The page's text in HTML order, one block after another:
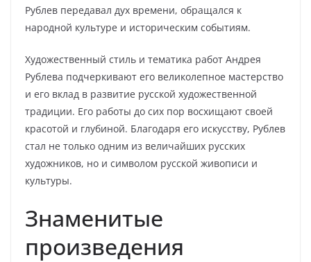
Рублев передавал дух времени, обращался к
народной культуре и историческим событиям.
Художественный стиль и тематика работ Андрея
Рублева подчеркивают его великолепное мастерство
и его вклад в развитие русской художественной
традиции. Его работы до сих пор восхищают своей
красотой и глубиной. Благодаря его искусству, Рублев
стал не только одним из величайших русских
художников, но и символом русской живописи и
культуры.
Знаменитые
произведения